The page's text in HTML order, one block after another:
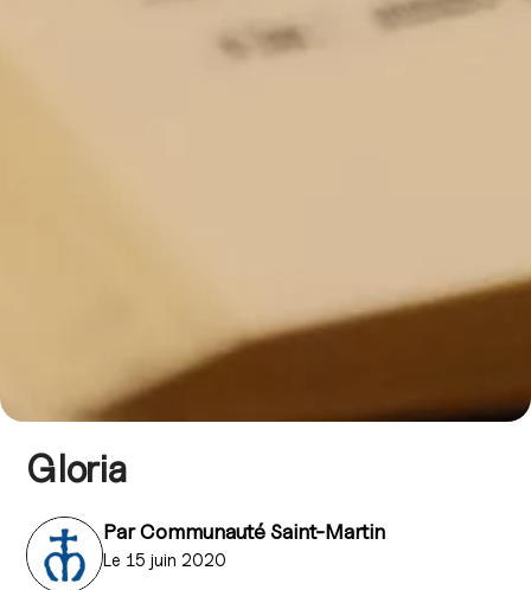
Gloria
ParCommunauté Saint-Martin
Le 15 juin 2020